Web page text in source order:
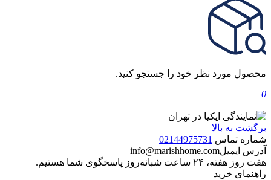
محصول مورد نظر خود را جستجو کنید.
0
برگشت به بالا
شماره تماس 02144975731
آدرس ایمیلinfo@marishhome.com
هفت روز هفته، ۲۴ ساعت شبانه‌روز پاسخگوی شما هستیم.
راهنمای خرید